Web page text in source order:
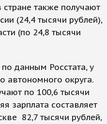
также получают
(24,4 тысячи рублей),
(по 24,8 тысячи
данным Росстата, у
автономного округа.
по 100,6 тысячи
зарплата составляет
82,7 тысячи рублей,